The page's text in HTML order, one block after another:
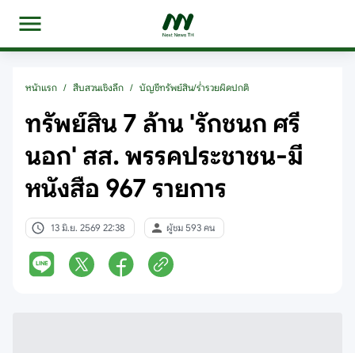
หน้าแรก / สืบสวนเชิงลึก / บัญชีทรัพย์สิน/ร่ำรวยผิดปกติ
ทรัพย์สิน 7 ล้าน 'รักชนก ศรี
นอก' สส. พรรคประชาชน-มี
หนังสือ 967 รายการ
13 มิ.ย. 2569 22:38 ผู้ชม 593 คน